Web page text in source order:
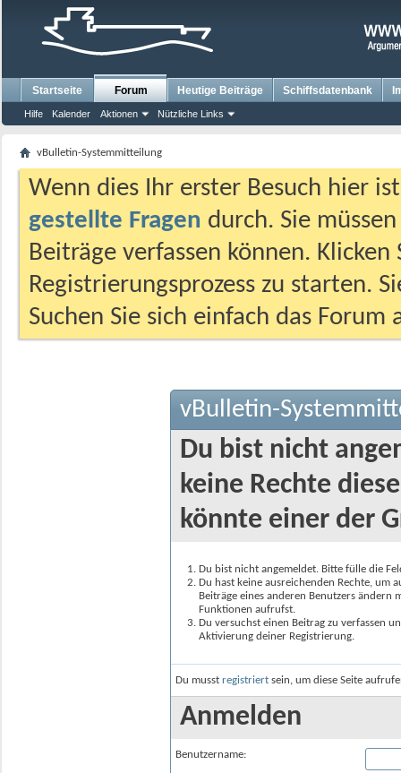
Startseite Forum
Hilfe Kalender Aktionen Nützliche Links
Heutige Beiträge Schiffsdatenbank
vBulletin-Systemmitteilung
Wenn dies Ihr erster Besuch hier
gestellte Fragen durch. Sie
Beiträge verfassen können.
Registrierungsprozess zu starten.
Suchen Sie sich einfach das
vBulletin-
Du bist nicht
keine Rechte
könnte einer der
Du bist nicht angemeldet. Bitte fülle die
Du hast keine ausreichenden Rechte, um
Beiträge eines anderen Benutzers
Funktionen aufrufst.
Du versuchst einen Beitrag zu verfassen
Aktivierung deiner Registrierung.
Du musst registriert sein, um diese Seite
Anmelden
Benutzername: